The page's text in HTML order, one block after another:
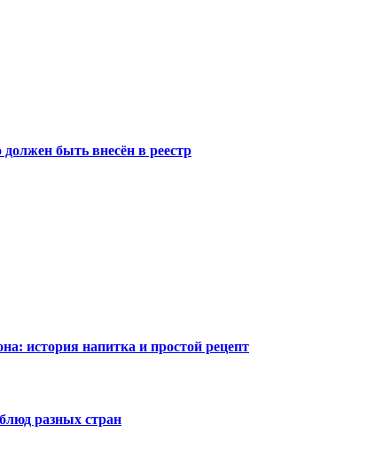
быть внесён в реестр
история напитка и простой рецепт
разных стран